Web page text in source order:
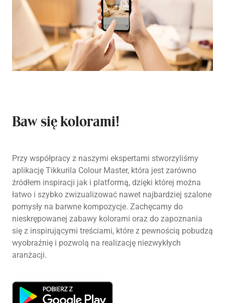
Baw się kolorami!
Przy współpracy z naszymi ekspertami stworzyliśmy
aplikację Tikkurila Colour Master, która jest zarówno
źródłem inspiracji jak i platformą, dzięki której można
łatwo i szybko zwizualizować nawet najbardziej szalone
pomysły na barwne kompozycje. Zachęcamy do
nieskrępowanej zabawy kolorami oraz do zapoznania
się z inspirującymi treściami, które z pewnością pobudzą
wyobraźnię i pozwolą na realizację niezwykłych
aranżacji.